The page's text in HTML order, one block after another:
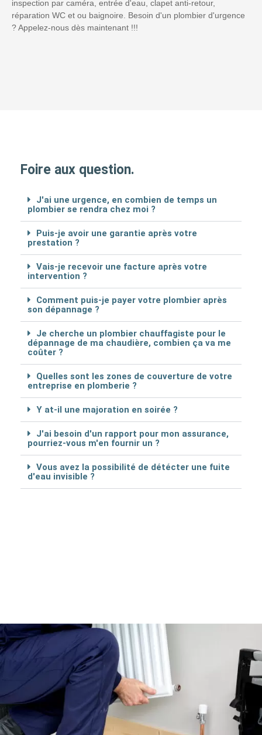
inspection par caméra, entrée d'eau, clapet anti-retour,
réparation WC et ou baignoire. Besoin d'un plombier d'urgence
? Appelez-nous dès maintenant !!!
Foire aux question.
J'ai une urgence, en combien de temps un
plombier se rendra chez moi ?
Puis-je avoir une garantie après votre
prestation ?
Vais-je recevoir une facture après votre
intervention ?
Comment puis-je payer votre plombier après
son dépannage ?
Je cherche un plombier chauffagiste pour le
dépannage de ma chaudière, combien ça va me
coûter ?
Quelles sont les zones de couverture de votre
entreprise en plomberie ?
Y at-il une majoration en soirée ?
J'ai besoin d'un rapport pour mon assurance,
pourriez-vous m'en fournir un ?
Vous avez la possibilité de détécter une fuite
d'eau invisible ?